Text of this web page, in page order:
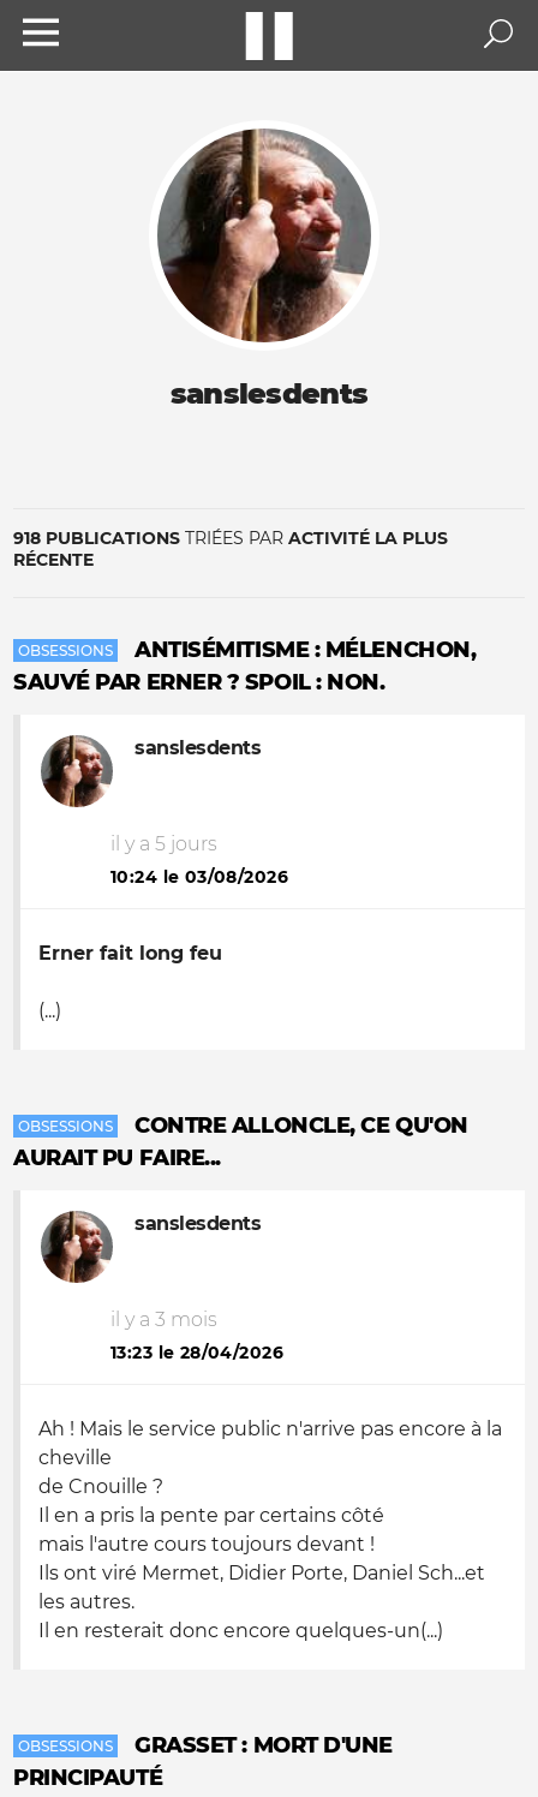
sanslesdents
918 PUBLICATIONS TRIÉES PAR ACTIVITÉ LA PLUS
RÉCENTE
OBSESSIONS
ANTISÉMITISME : MÉLENCHON,
SAUVÉ PAR ERNER ? SPOIL : NON.
sanslesdents
il y a 5 jours
10:24 le 03/08/2026
Erner fait long feu
(...)
OBSESSIONS
CONTRE ALLONCLE, CE QU'ON
AURAIT PU FAIRE...
sanslesdents
il y a 3 mois
13:23 le 28/04/2026
Ah ! Mais le service public n'arrive pas encore à la
cheville
de Cnouille ?
Il en a pris la pente par certains côté
mais l'autre cours toujours devant !
Ils ont viré Mermet, Didier Porte, Daniel Sch...et
les autres.
Il en resterait donc encore quelques-un(...)
OBSESSIONS
GRASSET : MORT D'UNE
PRINCIPAUTÉ